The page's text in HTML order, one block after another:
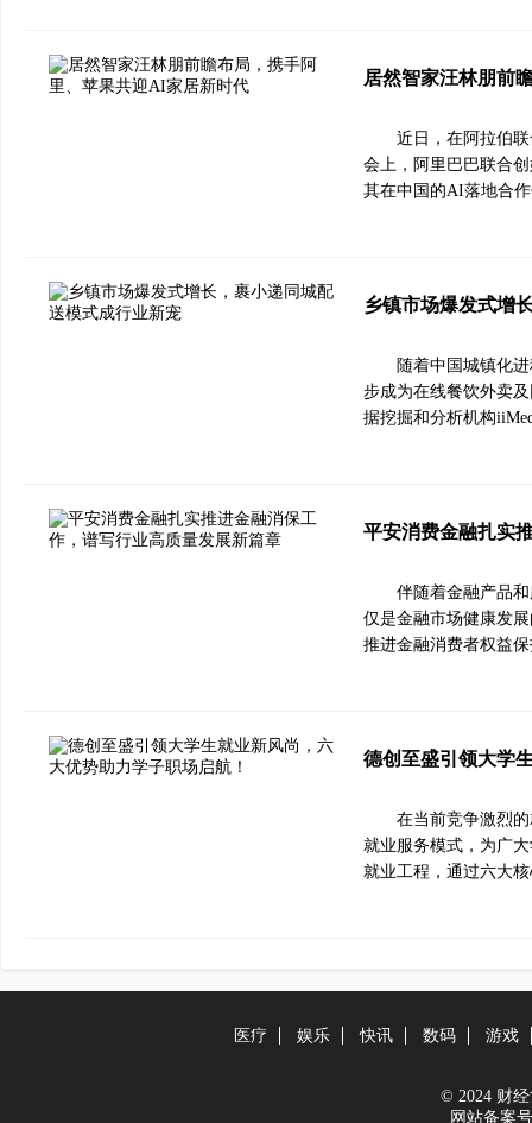
居然智家汪林朋前
近日，在阿拉伯联
会上，阿里巴巴联合
其在中国的AI落地合
乡镇市场爆发式增
随着中国城镇化
步成为在线餐饮外卖
据挖掘和分析机构
平安消费金融扎实
伴随着金融产品
仅是金融市场健康发
推进金融消费者权益
德创至盛引领大学
在当前竞争激烈
就业服务模式，为广
就业工程，通过六大
医疗 娱乐 快讯 数码 游戏
© 2024 财经
网站备案